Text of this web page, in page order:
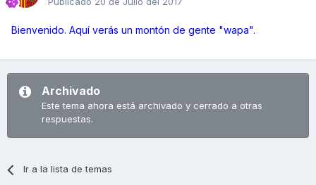
Bienvenido. Aquí verás un montón de gente "wapa".
Archivado
Este tema ahora está archivado y cerrado a otras
respuestas.
Ir a la lista de temas